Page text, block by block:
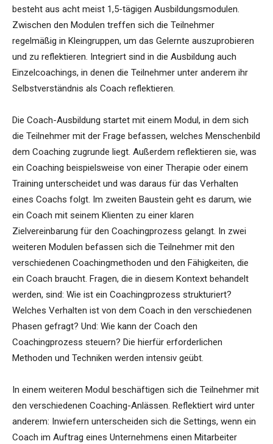
besteht aus acht meist 1,5-tägigen Ausbildungsmodulen.
Zwischen den Modulen treffen sich die Teilnehmer
regelmäßig in Kleingruppen, um das Gelernte auszuprobieren
und zu reflektieren. Integriert sind in die Ausbildung auch
Einzelcoachings, in denen die Teilnehmer unter anderem ihr
Selbstverständnis als Coach reflektieren.
Die Coach-Ausbildung startet mit einem Modul, in dem sich
die Teilnehmer mit der Frage befassen, welches Menschenbild
dem Coaching zugrunde liegt. Außerdem reflektieren sie, was
ein Coaching beispielsweise von einer Therapie oder einem
Training unterscheidet und was daraus für das Verhalten
eines Coachs folgt. Im zweiten Baustein geht es darum, wie
ein Coach mit seinem Klienten zu einer klaren
Zielvereinbarung für den Coachingprozess gelangt. In zwei
weiteren Modulen befassen sich die Teilnehmer mit den
verschiedenen Coachingmethoden und den Fähigkeiten, die
ein Coach braucht. Fragen, die in diesem Kontext behandelt
werden, sind: Wie ist ein Coachingprozess strukturiert?
Welches Verhalten ist von dem Coach in den verschiedenen
Phasen gefragt? Und: Wie kann der Coach den
Coachingprozess steuern? Die hierfür erforderlichen
Methoden und Techniken werden intensiv geübt.
In einem weiteren Modul beschäftigen sich die Teilnehmer mit
den verschiedenen Coaching-Anlässen. Reflektiert wird unter
anderem: Inwiefern unterscheiden sich die Settings, wenn ein
Coach im Auftrag eines Unternehmens einen Mitarbeiter